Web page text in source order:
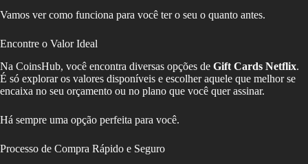
Vamos ver como funciona para você ter o seu o quanto antes.
Encontre o Valor Ideal
Na CoinsHub, você encontra diversas opções de Gift Cards Netflix.
É só explorar os valores disponíveis e escolher aquele que melhor se
encaixa no seu orçamento ou no plano que você quer assinar.
Há sempre uma opção perfeita para você.
Processo de Compra Rápido e Seguro